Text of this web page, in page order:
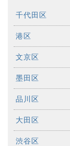
千代田区
港区
文京区
墨田区
品川区
大田区
渋谷区